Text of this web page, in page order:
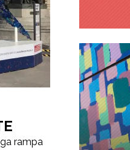
rampa